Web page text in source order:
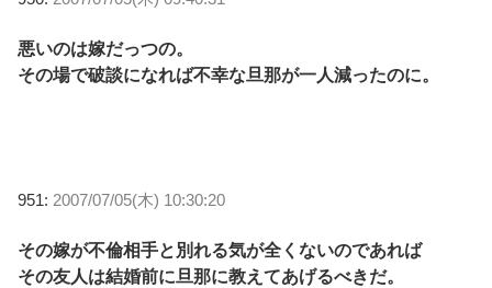
悪いのは嫁だっつの。
その場で破談になれば不幸な旦那が一人減ったのに。
951: 2007/07/05(木) 10:30:20
その嫁が不倫相手と別れる気が全くないのであれば
その友人は結婚前に旦那に教えてあげるべきだ。